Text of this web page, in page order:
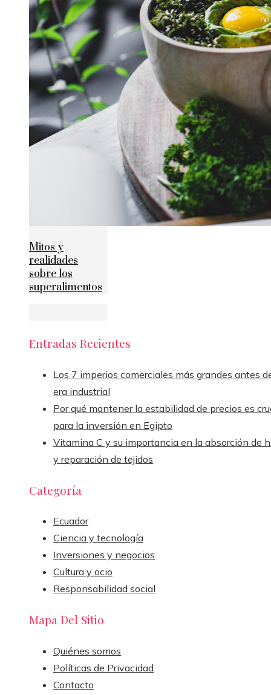
Mitos y
realidades
sobre los
superalimentos
Entradas Recientes
Los 7 imperios comerciales más grandes antes
era industrial
Por qué mantener la estabilidad de precios es
para la inversión en Egipto
Vitamina C y su importancia en la absorción de
y reparación de tejidos
Categoría
Ecuador
Ciencia y tecnología
Inversiones y negocios
Cultura y ocio
Responsabilidad social
Mapa Del Sitio
Quiénes somos
Políticas de Privacidad
Contacto